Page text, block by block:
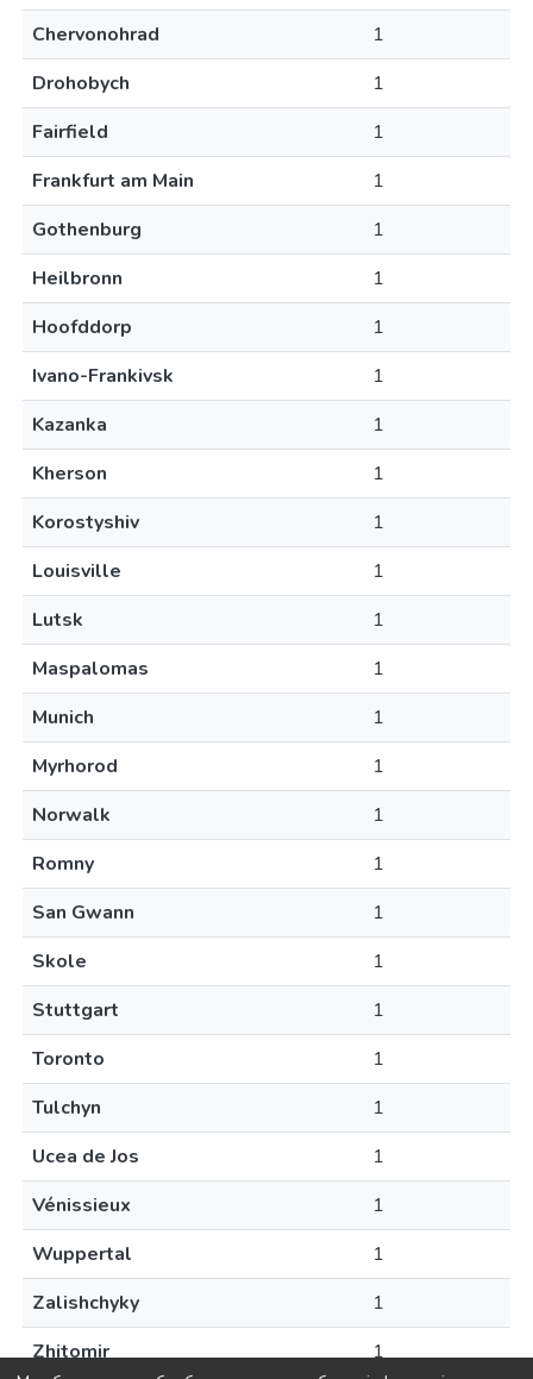
Chervonohrad
1
Drohobych
1
Fairfield
1
Frankfurt am Main
1
Gothenburg
1
Heilbronn
1
Hoofddorp
1
Ivano-Frankivsk
1
Kazanka
1
Kherson
1
Korostyshiv
1
Louisville
1
Lutsk
1
Maspalomas
1
Munich
1
Myrhorod
1
Norwalk
1
Romny
1
San Gwann
1
Skole
1
Stuttgart
1
Toronto
1
Tulchyn
1
Ucea de Jos
1
Vénissieux
1
Wuppertal
1
Zalishchyky
1
Zhitomir
1